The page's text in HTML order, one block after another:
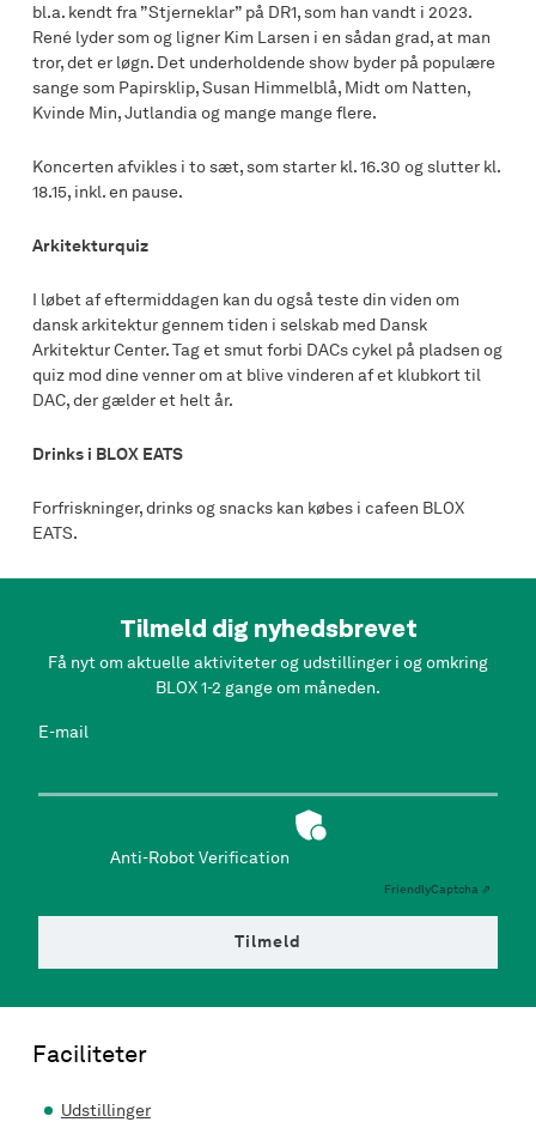
bl.a. kendt fra ”Stjerneklar” på DR1, som han vandt i 2023.
René lyder som og ligner Kim Larsen i en sådan grad, at man
tror, det er løgn. Det underholdende show byder på populære
sange som Papirsklip, Susan Himmelblå, Midt om Natten,
Kvinde Min, Jutlandia og mange mange flere.
Koncerten afvikles i to sæt, som starter kl. 16.30 og slutter kl.
18.15, inkl. en pause.
Arkitekturquiz
I løbet af eftermiddagen kan du også teste din viden om
dansk arkitektur gennem tiden i selskab med Dansk
Arkitektur Center. Tag et smut forbi DACs cykel på pladsen og
quiz mod dine venner om at blive vinderen af et klubkort til
DAC, der gælder et helt år.
Drinks i BLOX EATS
Forfriskninger, drinks og snacks kan købes i cafeen BLOX
EATS.
Tilmeld dig nyhedsbrevet
Få nyt om aktuelle aktiviteter og udstillinger i og omkring
BLOX 1-2 gange om måneden.
E-mail
Anti-Robot Verification
FriendlyCaptcha ⇗
Tilmeld
Faciliteter
Udstillinger